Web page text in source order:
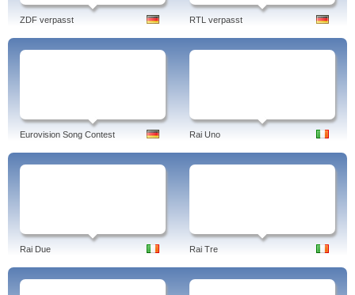
ZDF verpasst RTL verpasst
Eurovision Song Contest Rai Uno
Rai Due Rai Tre